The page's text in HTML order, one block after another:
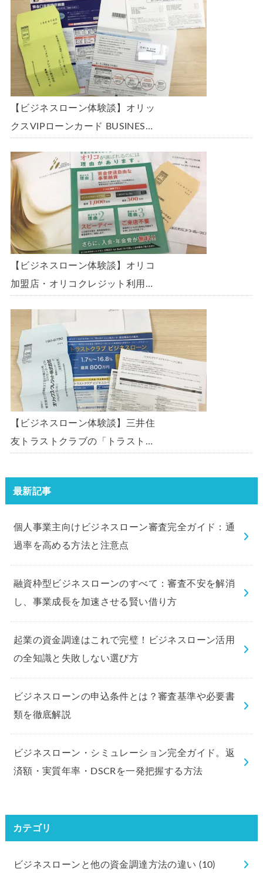
300万円の枠で翌日に借りられま
した。全手順を丁寧に解説しま
す。
【ビジネスローン体験談】オリッ
クスVIPローンカード BUSINESS
の金利で借りられました。全手順
を丁寧に解説します。
【ビジネスローン体験談】オリコ
加盟店・オリコクレジット利用中
「オリコビジネスサポートプラ
ン」を使う方法がないか、問い合
わせてみた。
【ビジネスローン体験談】三井住
友トラストクラブの「トラストク
験してみました。
最新記事
個人事業主向けビジネスローン審査完全ガイド：通
過率を高める方法と注意点
融資枠型ビジネスローンのすべて：審査不安を解消
し、事業成長を加速させる賢い借り方
起業の資金調達はこれで完璧！ビジネスローン活用
の全知識と失敗しない選び方
ビジネスローンの申込条件とは？審査基準や必要書
類を徹底解説
ビジネスローン・シミュレーション完全ガイド。返
済額・実質年率・DSCRを一発把握する方法
カテゴリ
ビジネスローンと他の資金調達方法の違い(10)